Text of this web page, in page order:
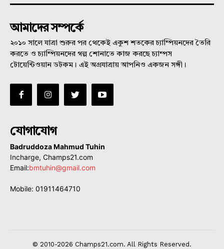
আমাদের সম্পর্কে
২০১০ সালে যাত্রা শুরুর পর থেকেই একুশ শতকের চ্যাম্পিয়নদের তৈরি
করতে ও চ্যাম্পিয়নদের গল্প শোনাতে কাজ করছে চ্যাম্পস
টোয়েন্টিওয়ান ডটকম। এই অগ্রযাত্রায় আপনিও একজন সঙ্গী।
যোগাযোগ
Badruddoza Mahmud Tuhin
Incharge, Champs21.com
Email:bmtuhin@gmail.com
Mobile: 01911464710
© 2010-2026 Champs21.com. All Rights Reserved.